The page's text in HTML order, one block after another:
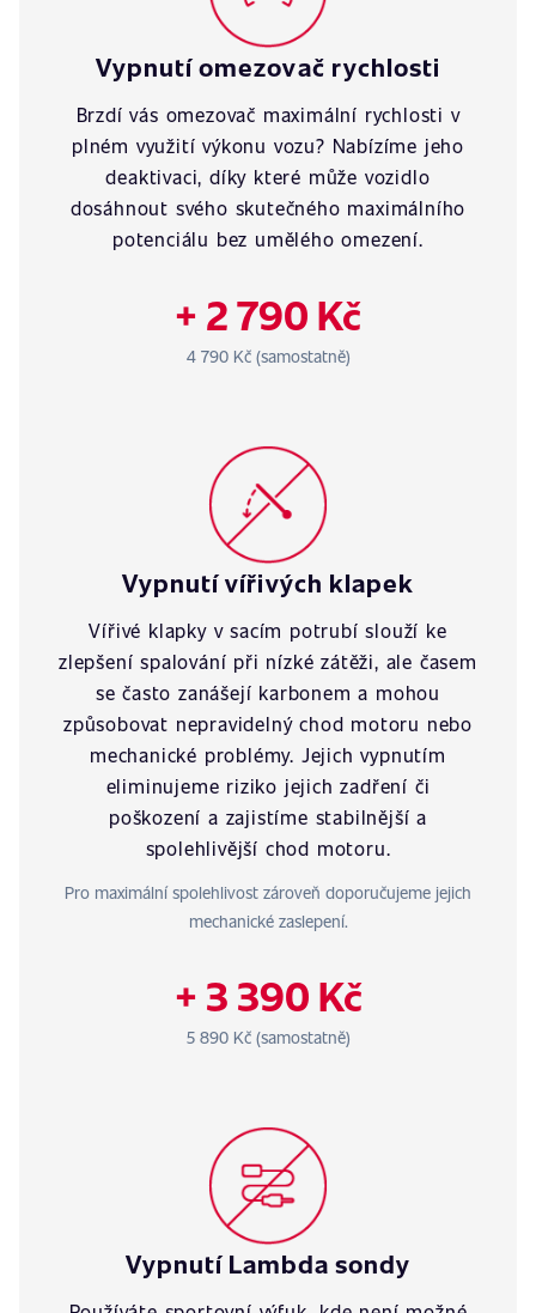
Vypnutí omezovač rychlosti
Brzdí vás omezovač maximální rychlosti v
plném využití výkonu vozu? Nabízíme jeho
deaktivaci, díky které může vozidlo
dosáhnout svého skutečného maximálního
potenciálu bez umělého omezení.
+ 2 790 Kč
4 790 Kč (samostatně)
Vypnutí vířivých klapek
Vířivé klapky v sacím potrubí slouží ke
zlepšení spalování při nízké zátěži, ale časem
se často zanášejí karbonem a mohou
způsobovat nepravidelný chod motoru nebo
mechanické problémy. Jejich vypnutím
eliminujeme riziko jejich zadření či
poškození a zajistíme stabilnější a
spolehlivější chod motoru.
Pro maximální spolehlivost zároveň doporučujeme jejich
mechanické zaslepení.
+ 3 390 Kč
5 890 Kč (samostatně)
Vypnutí Lambda sondy